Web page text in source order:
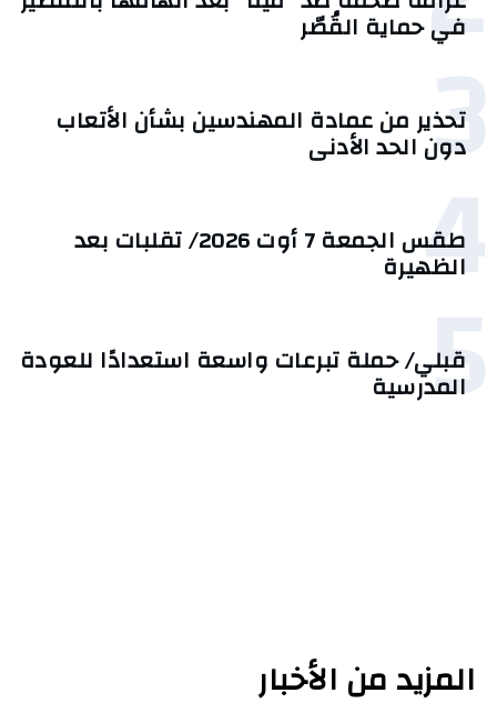
في حماية القُصّر
3
تحذير من عمادة المهندسين بشأن الأتعاب
دون الحد الأدنى
4 طقس الجمعة 7 أوت 2026/ تقلبات بعد
الظهيرة
5
قبلي/ حملة تبرعات واسعة استعدادًا للعودة
المدرسية
المزيد من الأخبار